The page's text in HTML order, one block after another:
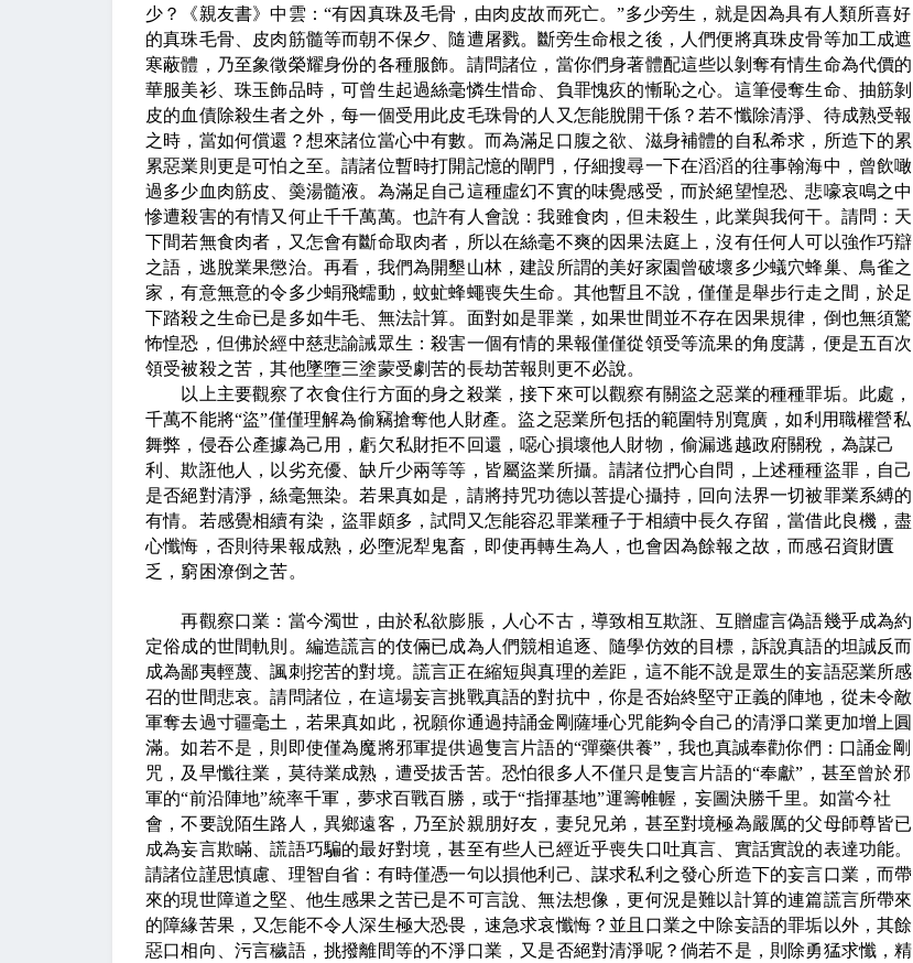
少？《親友書》中雲：“有因真珠及毛骨，由肉皮故而死亡。”多少旁生，就是因為具有人類所喜好
的真珠毛骨、皮肉筋髓等而朝不保夕、隨遭屠戮。斷旁生命根之後，人們便將真珠皮骨等加工成遮
寒蔽體，乃至象徵榮耀身份的各種服飾。請問諸位，當你們身著體配這些以剝奪有情生命為代價的
華服美衫、珠玉飾品時，可曾生起過絲毫憐生惜命、負罪愧疚的慚恥之心。這筆侵奪生命、抽筋剝
皮的血債除殺生者之外，每一個受用此皮毛珠骨的人又怎能脫開干係？若不懺除清淨、待成熟受報
之時，當如何償還？想來諸位當心中有數。而為滿足口腹之欲、滋身補體的自私希求，所造下的累
累惡業則更是可怕之至。請諸位暫時打開記憶的閘門，仔細搜尋一下在滔滔的往事翰海中，曾飲噉
過多少血肉筋皮、羮湯髓液。為滿足自己這種虛幻不實的味覺感受，而於絕望惶恐、悲嚎哀鳴之中
慘遭殺害的有情又何止千千萬萬。也許有人會說：我雖食肉，但未殺生，此業與我何干。請問：天
下間若無食肉者，又怎會有斷命取肉者，所以在絲毫不爽的因果法庭上，沒有任何人可以強作巧辯
之語，逃脫業果懲治。再看，我們為開墾山林，建設所謂的美好家園曾破壞多少蟻穴蜂巢、鳥雀之
家，有意無意的令多少蜎飛蠕動，蚊虻蜂蠅喪失生命。其他暫且不說，僅僅是舉步行走之間，於足
下踏殺之生命已是多如牛毛、無法計算。面對如是罪業，如果世間並不存在因果規律，倒也無須驚
怖惶恐，但佛於經中慈悲諭誡眾生：殺害一個有情的果報僅僅從領受等流果的角度講，便是五百次
領受被殺之苦，其他墜墮三塗蒙受劇苦的長劫苦報則更不必說。
以上主要觀察了衣食住行方面的身之殺業，接下來可以觀察有關盜之惡業的種種罪垢。此處，
千萬不能將“盜”僅僅理解為偷竊搶奪他人財產。盜之惡業所包括的範圍特別寬廣，如利用職權營私
舞弊，侵吞公產據為己用，虧欠私財拒不回還，噁心損壞他人財物，偷漏逃越政府關稅，為謀己
利、欺誑他人，以劣充優、缺斤少兩等等，皆屬盜業所攝。請諸位捫心自問，上述種種盜罪，自己
是否絕對清淨，絲毫無染。若果真如是，請將持咒功德以菩提心攝持，回向法界一切被罪業系縛的
有情。若感覺相續有染，盜罪頗多，試問又怎能容忍罪業種子于相續中長久存留，當借此良機，盡
心懺悔，否則待果報成熟，必墮泥犁鬼畜，即使再轉生為人，也會因為餘報之故，而感召資財匱
乏，窮困潦倒之苦。
再觀察口業：當今濁世，由於私欲膨脹，人心不古，導致相互欺誑、互贈虛言偽語幾乎成為約
定俗成的世間軌則。編造謊言的伎倆已成為人們競相追逐、隨學仿效的目標，訴說真語的坦誠反而
成為鄙夷輕蔑、諷刺挖苦的對境。謊言正在縮短與真理的差距，這不能不說是眾生的妄語惡業所感
召的世間悲哀。請問諸位，在這場妄言挑戰真語的對抗中，你是否始終堅守正義的陣地，從未令敵
軍奪去過寸疆毫土，若果真如此，祝願你通過持誦金剛薩埵心咒能夠令自己的清淨口業更加增上圓
滿。如若不是，則即使僅為魔將邪軍提供過隻言片語的“彈藥供養”，我也真誠奉勸你們：口誦金剛
咒，及早懺往業，莫待業成熟，遭受拔舌苦。恐怕很多人不僅只是隻言片語的“奉獻”，甚至曾於邪
軍的“前沿陣地”統率千軍，夢求百戰百勝，或于“指揮基地”運籌帷幄，妄圖決勝千里。如當今社
會，不要說陌生路人，異鄉遠客，乃至於親朋好友，妻兒兄弟，甚至對境極為嚴厲的父母師尊皆已
成為妄言欺瞞、謊語巧騙的最好對境，甚至有些人已經近乎喪失口吐真言、實話實說的表達功能。
請諸位謹思慎慮、理智自省：有時僅憑一句以損他利己、謀求私利之發心所造下的妄言口業，而帶
來的現世障道之堅、他生感果之苦已是不可言說、無法想像，更何況是難以計算的連篇謊言所帶來
的障緣苦果，又怎能不令人深生極大恐畏，速急求哀懺悔？並且口業之中除妄語的罪垢以外，其餘
惡口相向、污言穢語，挑撥離間等的不淨口業，又是否絕對清淨呢？倘若不是，則除勇猛求懺，精